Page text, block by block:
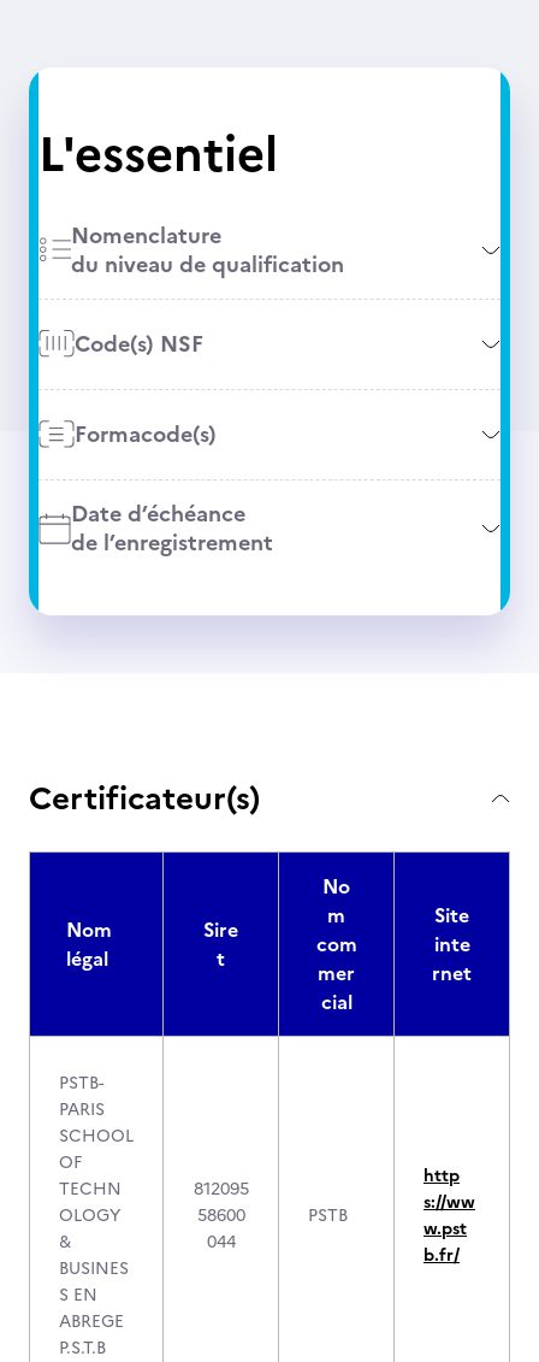
L'essentiel
Nomenclature
du niveau de qualification
Code(s) NSF
Formacode(s)
Date d’échéance
de l’enregistrement
Certificateur(s)
Nom
légal
Sire
t
No
m
com
mer
cial
Site
inte
rnet
PSTB-
PARIS
SCHOOL
OF
TECHN
OLOGY
&
BUSINES
S EN
ABREGE
P.S.T.B
812095
58600
044
PSTB
http
s://ww
w.pst
b.fr/